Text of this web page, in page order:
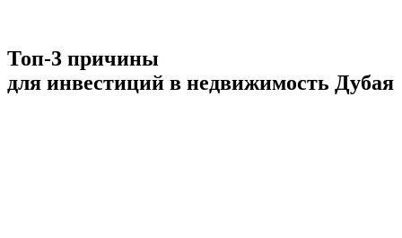
Топ-3 причины
для инвестиций в недвижимость Дубая